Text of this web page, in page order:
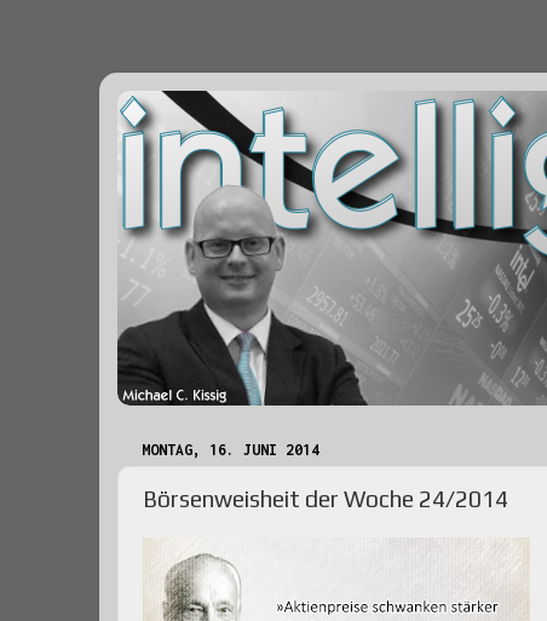
MONTAG, 16. JUNI 2014
Börsenweisheit der Woche 24/2014